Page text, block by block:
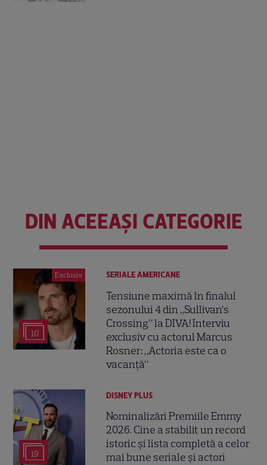
DIN ACEEAȘI CATEGORIE
Exclusiv
10
SERIALE AMERICANE
Tensiune maximă în finalul
sezonului 4 din „Sullivan’s
Crossing” la DIVA! Interviu
exclusiv cu actorul Marcus
Rosner: „Actoria este ca o
vacanță”
19
DISNEY PLUS
Nominalizări Premiile Emmy
2026. Cine a stabilit un record
istoric și lista completă a celor
mai bune seriale și actori